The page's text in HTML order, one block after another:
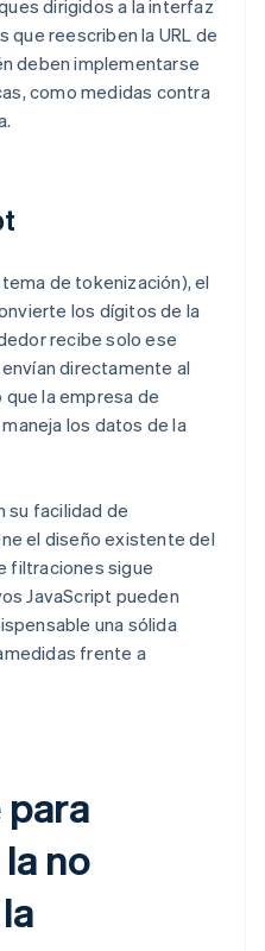
dirigidos a la interfaz
que reescriben la URL de
deben implementarse
como medidas contra
de tokenización), el
los dígitos de la
recibe solo ese
directamente al
la empresa de
los datos de la
su facilidad de
el diseño existente del
filtraciones sigue
JavaScript pueden
una sólida
frente a
no